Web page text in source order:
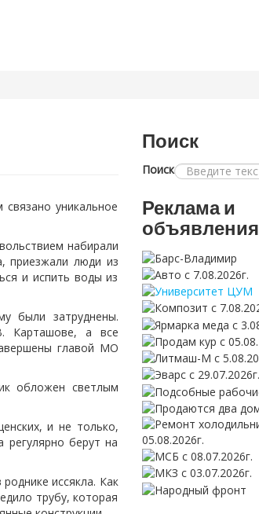
уникальное
набирали
приезжали люди из
и испить воды из
были затруднены.
Карташове, а все
главой МО
обложен светлым
и не только,
берут на
иссякла. Как
трубу, которая
Поиск
Поиск
Реклама и
объявления